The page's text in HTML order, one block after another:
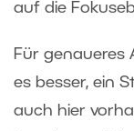
auf die
Für genaueres
es besser, ein
auch hier